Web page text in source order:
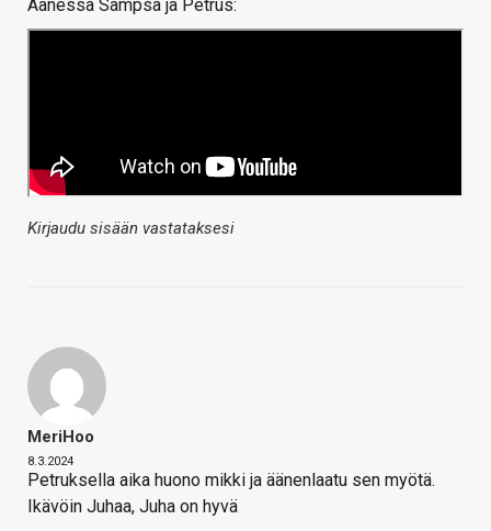
Äänessä Sampsa ja Petrus:
Kirjaudu sisään vastataksesi
MeriHoo
8.3.2024
Petruksella aika huono mikki ja äänenlaatu sen myötä.
Ikävöin Juhaa, Juha on hyvä